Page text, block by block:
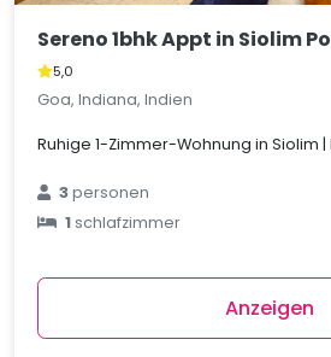
Sereno 1bhk Appt in Siolim
5,0
Goa, Indiana, Indien
Ruhige 1-Zimmer-Wohnung in Siolim |
3personen
1schlafzimmer
Anzeigen